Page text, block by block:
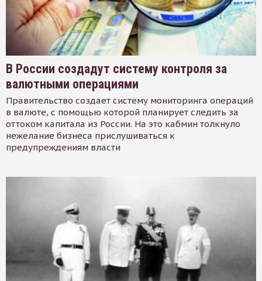
В России создадут систему контроля за
валютными операциями
Правительство создает систему мониторинга операций
в валюте, с помощью которой планирует следить за
оттоком капитала из России. На это кабмин толкнуло
нежелание бизнеса прислушиваться к
предупреждениям власти